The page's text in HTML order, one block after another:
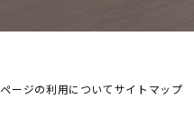
ージの利用について サイトマップ